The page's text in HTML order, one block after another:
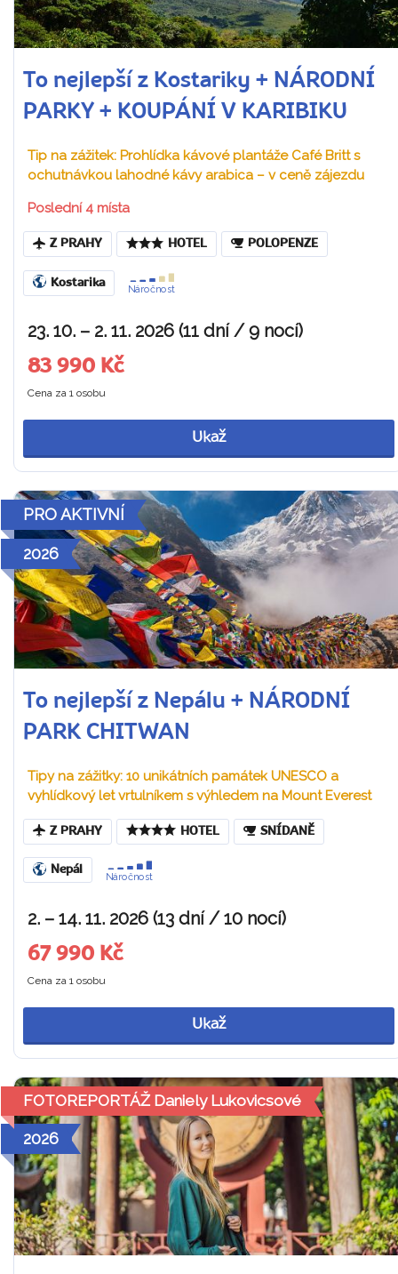
To nejlepší z Kostariky + NÁRODNÍ
PARKY + KOUPÁNÍ V KARIBIKU
Tip na zážitek: Prohlídka kávové plantáže Café Britt s
ochutnávkou lahodné kávy arabica – v ceně zájezdu
Poslední 4 místa
Z PRAHY HOTEL POLOPENZE
Kostarika
Náročnost
23. 10. – 2. 11. 2026 (11 dní / 9 nocí)
83 990 Kč
Cena za 1 osobu
Ukaž
PRO AKTIVNÍ
2026
To nejlepší z Nepálu + NÁRODNÍ
PARK CHITWAN
Tipy na zážitky: 10 unikátních památek UNESCO a
vyhlídkový let vrtulníkem s výhledem na Mount Everest
Z PRAHY HOTEL SNÍDANĚ
Nepál
Náročnost
2. – 14. 11. 2026 (13 dní / 10 nocí)
67 990 Kč
Cena za 1 osobu
Ukaž
FOTOREPORTÁŽ Daniely Lukovicsové
2026